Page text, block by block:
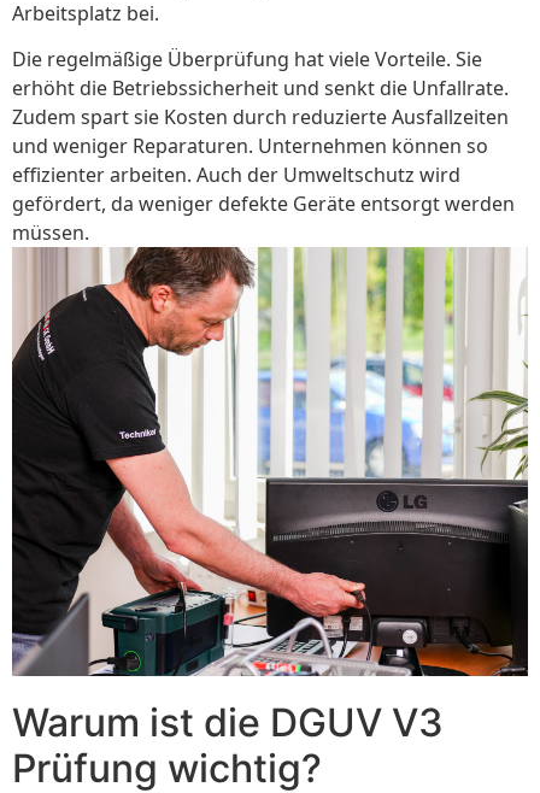
Arbeitsplatz bei.
Die regelmäßige Überprüfung hat viele Vorteile. Sie
erhöht die Betriebssicherheit und senkt die Unfallrate.
Zudem spart sie Kosten durch reduzierte Ausfallzeiten
und weniger Reparaturen. Unternehmen können so
effizienter arbeiten. Auch der Umweltschutz wird
gefördert, da weniger defekte Geräte entsorgt werden
müssen.
Warum ist die DGUV V3
Prüfung wichtig?